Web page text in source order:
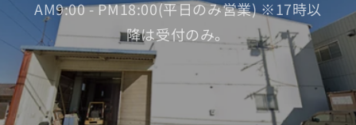
AM9:00 - PM18:00(平日のみ営業) ※17時以
降は受付のみ。